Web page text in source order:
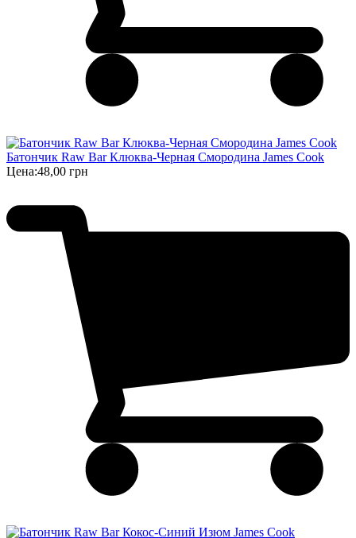
Батончик Raw Bar Клюква-Черная Смородина James Cook
Цена:48,00 грн